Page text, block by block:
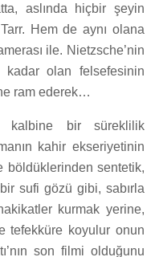
aslında hiçbir şeyin
Hem de aynı olana
ile. Nietzsche’nin
kadar olan felsefesinin
ram ederek…
kalbine bir süreklilik
kahir ekseriyetinin
böldüklerinden sentetik,
sufi gözü gibi, sabırla
kurmak yerine,
tefekküre koyulur onun
son filmi olduğunu